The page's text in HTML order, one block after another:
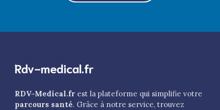
Rdv-medical.fr
RDV-Medical.fr est la plateforme qui simplifie votre
parcours santé. Grâce à notre service, trouvez